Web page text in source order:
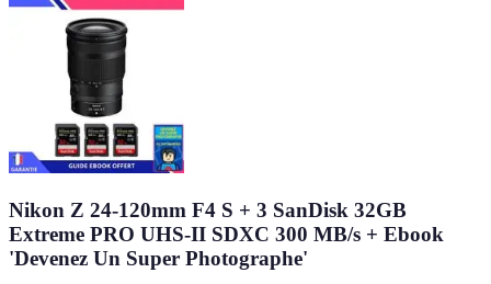
Nikon Z 24-120mm F4 S + 3 SanDisk 32GB
Extreme PRO UHS-II SDXC 300 MB/s + Ebook
'Devenez Un Super Photographe'